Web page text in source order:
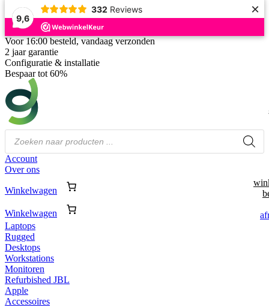
9,6
332 Reviews ×
Voor 16:00 besteld, vandaag verzonden
2 jaar garantie
Configuratie & installatie
Bespaar tot 60%
Producten
zoeken
Account
Over ons
Winkelwagen
Winkelwagen
Laptops
Rugged
Desktops
Workstations
Monitoren
Refurbished JBL
Apple
Accessoires